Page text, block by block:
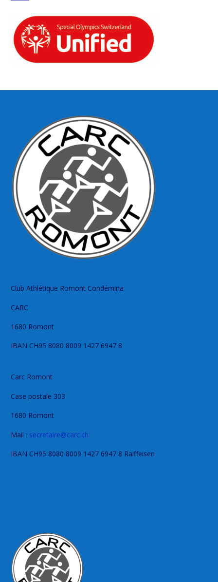
Club Athlétique Romont Condémina
CARC
1680 Romont
IBAN CH95 8080 8009 1427 6947 8
Carc Romont
Case postale 303
1680 Romont
Mail : secretaire@carc.ch
IBAN CH95 8080 8009 1427 6947 8 Raiffeisen